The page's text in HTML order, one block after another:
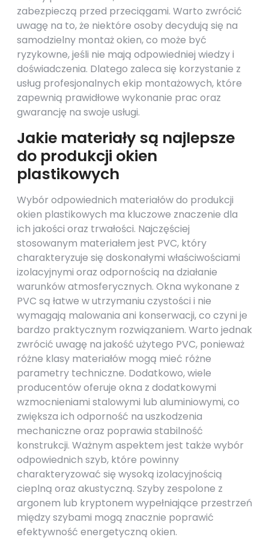
zabezpieczą przed przeciągami. Warto zwrócić
uwagę na to, że niektóre osoby decydują się na
samodzielny montaż okien, co może być
ryzykowne, jeśli nie mają odpowiedniej wiedzy i
doświadczenia. Dlatego zaleca się korzystanie z
usług profesjonalnych ekip montażowych, które
zapewnią prawidłowe wykonanie prac oraz
gwarancję na swoje usługi.
Jakie materiały są najlepsze
do produkcji okien
plastikowych
Wybór odpowiednich materiałów do produkcji
okien plastikowych ma kluczowe znaczenie dla
ich jakości oraz trwałości. Najczęściej
stosowanym materiałem jest PVC, który
charakteryzuje się doskonałymi właściwościami
izolacyjnymi oraz odpornością na działanie
warunków atmosferycznych. Okna wykonane z
PVC są łatwe w utrzymaniu czystości i nie
wymagają malowania ani konserwacji, co czyni je
bardzo praktycznym rozwiązaniem. Warto jednak
zwrócić uwagę na jakość użytego PVC, ponieważ
różne klasy materiałów mogą mieć różne
parametry techniczne. Dodatkowo, wiele
producentów oferuje okna z dodatkowymi
wzmocnieniami stalowymi lub aluminiowymi, co
zwiększa ich odporność na uszkodzenia
mechaniczne oraz poprawia stabilność
konstrukcji. Ważnym aspektem jest także wybór
odpowiednich szyb, które powinny
charakteryzować się wysoką izolacyjnością
cieplną oraz akustyczną. Szyby zespolone z
argonem lub kryptonem wypełniające przestrzeń
między szybami mogą znacznie poprawić
efektywność energetyczną okien.